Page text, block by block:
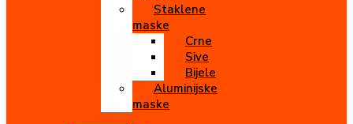
Staklene
maske
Crne
Sive
Bijele
Aluminijske
maske